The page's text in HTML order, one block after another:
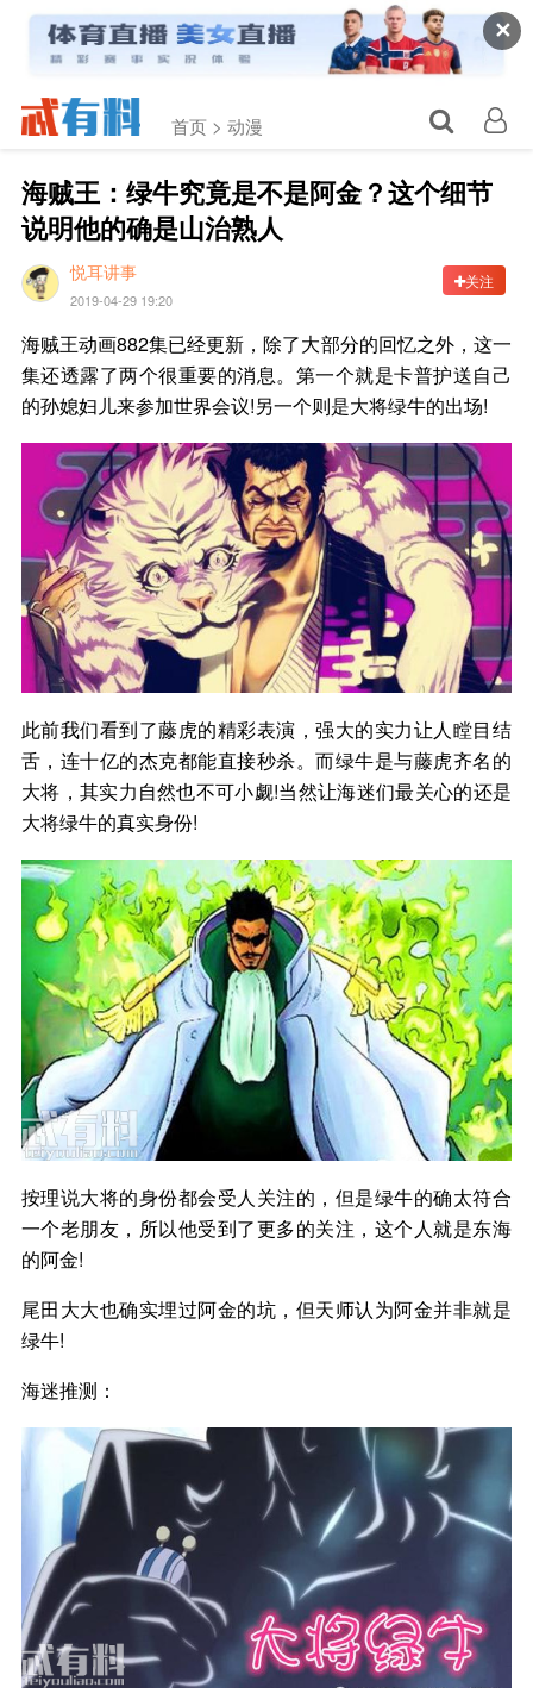
✕
首页 > 动漫
海贼王：绿牛究竟是不是阿金？这个细节
说明他的确是山治熟人
悦耳讲事
2019-04-29 19:20
关注
海贼王动画882集已经更新，除了大部分的回忆之外，这一
集还透露了两个很重要的消息。第一个就是卡普护送自己
的孙媳妇儿来参加世界会议!另一个则是大将绿牛的出场!
此前我们看到了藤虎的精彩表演，强大的实力让人瞠目结
舌，连十亿的杰克都能直接秒杀。而绿牛是与藤虎齐名的
大将，其实力自然也不可小觑!当然让海迷们最关心的还是
大将绿牛的真实身份!
按理说大将的身份都会受人关注的，但是绿牛的确太符合
一个老朋友，所以他受到了更多的关注，这个人就是东海
的阿金!
尾田大大也确实埋过阿金的坑，但天师认为阿金并非就是
绿牛!
海迷推测：